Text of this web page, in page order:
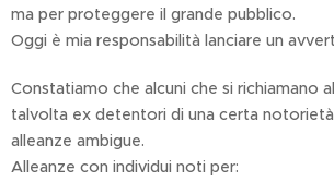
ma per proteggere il grande pubblico.
Oggi è mia responsabilità lanciare un
Constatiamo che alcuni che si richiamano
talvolta ex detentori di una certa
alleanze ambigue.
Alleanze con individui noti per: